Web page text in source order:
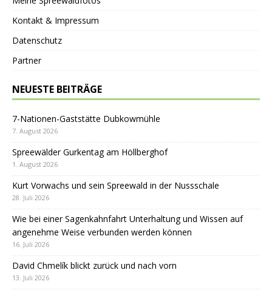
Kontakt & Impressum
Datenschutz
Partner
NEUESTE BEITRÄGE
7-Nationen-Gaststätte Dubkowmühle
7. August 2026
Spreewälder Gurkentag am Höllberghof
1. August 2026
Kurt Vorwachs und sein Spreewald in der Nussschale
28. Juli 2026
Wie bei einer Sagenkahnfahrt Unterhaltung und Wissen auf
angenehme Weise verbunden werden können
16. Juli 2026
David Chmelík blickt zurück und nach vorn
13. Juli 2026